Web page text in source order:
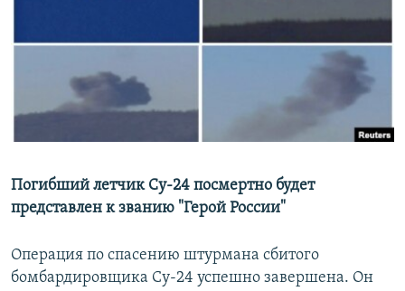
ПОДПИШИТЕСЬ НА РАССЫЛКУ
СОЦИАЛЬНЫЕ СЕТИ
Все сайты РСЕ/РС
Погибший летчик Су-24 посмертно будет
представлен к званию "Герой России"
Операция по спасению штурмана сбитого
бомбардировщика Су-24 успешно завершена. Он